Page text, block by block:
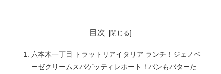
目次
六本木一丁目 トラットリアイタリア ランチ！ジェノベ
ーゼクリームスパゲッティレポート！パンもバターた